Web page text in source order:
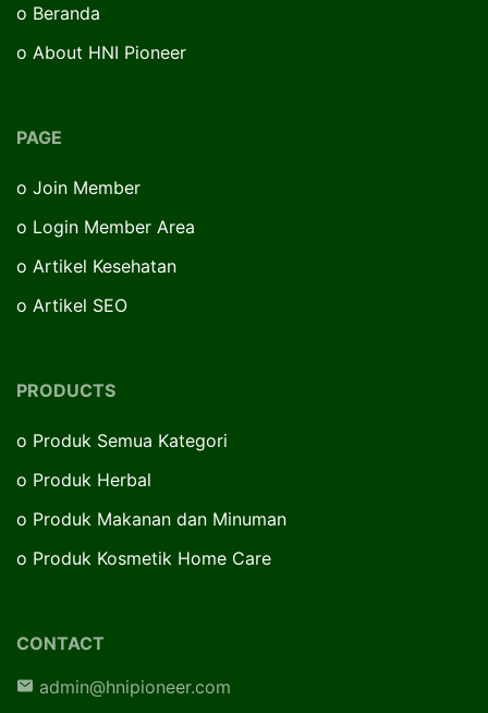
o Beranda
o About HNI Pioneer
PAGE
o Join Member
o Login Member Area
o Artikel Kesehatan
o Artikel SEO
PRODUCTS
o Produk Semua Kategori
o Produk Herbal
o Produk Makanan dan Minuman
o Produk Kosmetik Home Care
CONTACT
admin@hnipioneer.com